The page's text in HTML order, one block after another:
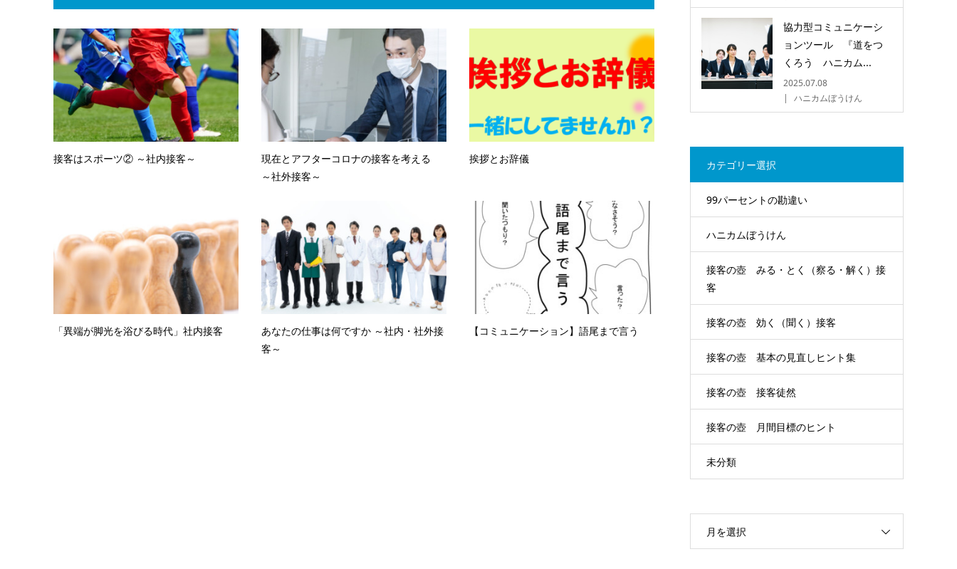
接客はスポーツ② ～社内接客～
現在とアフターコロナの接客を考える
～社外接客～
挨拶とお辞儀
「異端が脚光を浴びる時代」社内接客
あなたの仕事は何ですか ～社内・社外接
客～
【コミュニケーション】語尾まで言う
協力型コミュニケーシ
ョンツール 『道をつ
くろう ハニカム...
2025.07.08
ハニカムぼうけん
カテゴリー選択
99パーセントの勘違い
ハニカムぼうけん
接客の壺 みる・とく（察る・解く）接
客
接客の壺 効く（聞く）接客
接客の壺 基本の見直しヒント集
接客の壺 接客徒然
接客の壺 月間目標のヒント
未分類
月を選択